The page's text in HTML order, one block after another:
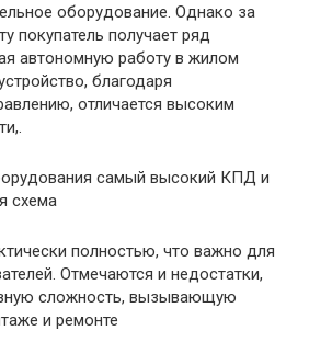
оборудование. Однако за
покупатель получает ряд
автономную работу в жилом
благодаря
отличается высоким
самый высокий КПД и
схема
полностью, что важно для
Отмечаются и недостатки,
сложность, вызывающую
и ремонте